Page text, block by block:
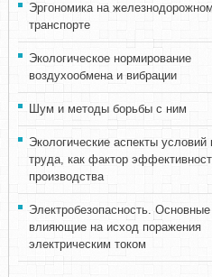
Эргономика на железнодорожном
транспорте
Экологическое нормирование
воздухообмена и вибрации
Шум и методы борьбы с ним
Экологические аспекты условий
труда, как фактор
производства
Электробезопасность.
влияющие на исход поражения
электрическим током